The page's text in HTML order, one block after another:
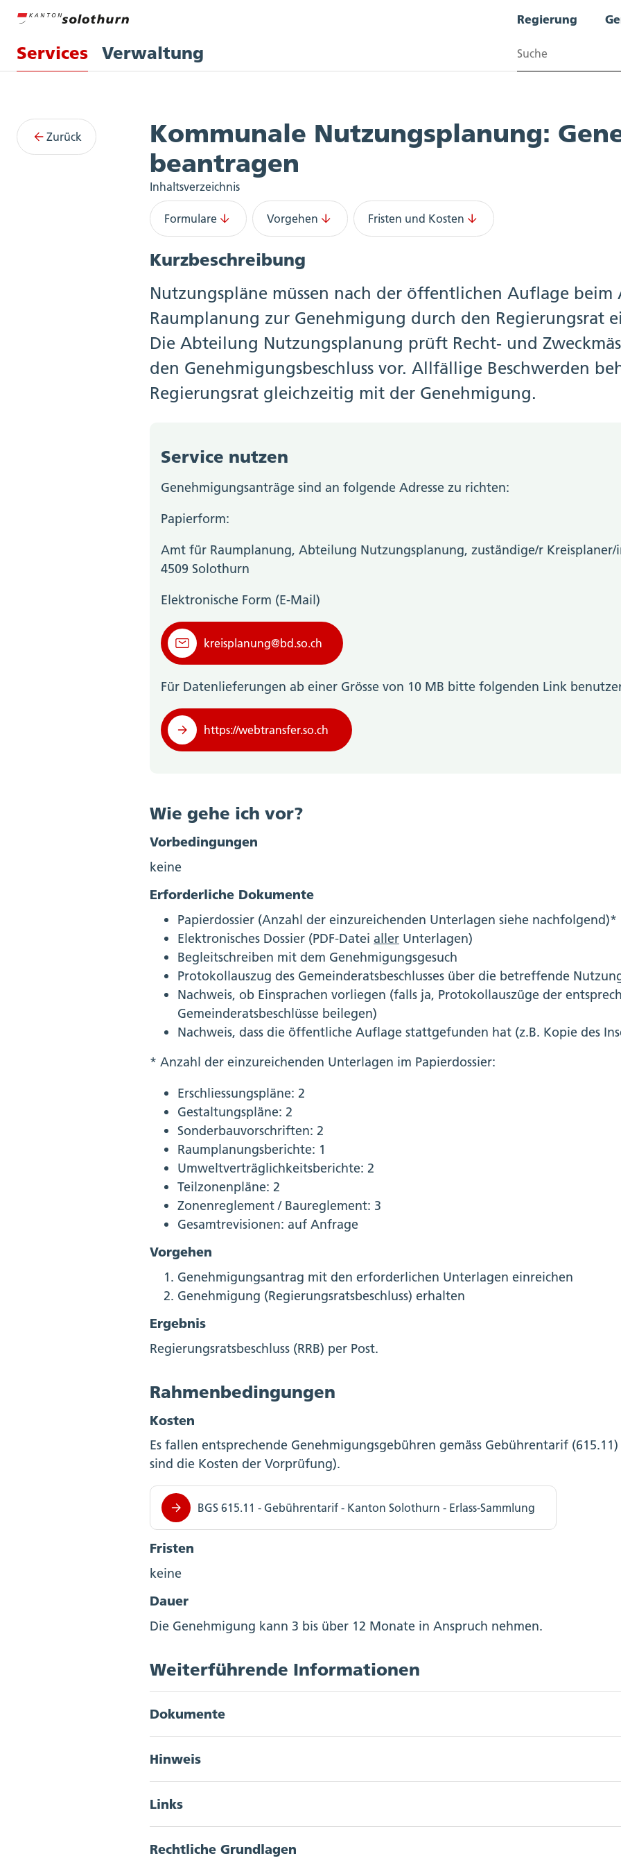
Services Verwaltung
Regierung
Suchen
Services
Zurück
Kommunale Nutzungsplanung:
beantragen
Inhaltsverzeichnis
Formulare Vorgehen Fristen und Kosten
Kurzbeschreibung
Nutzungspläne müssen nach der öffentlichen Auflage beim
Raumplanung zur Genehmigung durch den Regierungsrat
Die Abteilung Nutzungsplanung prüft Recht- und
den Genehmigungsbeschluss vor. Allfällige Beschwerden
Regierungsrat gleichzeitig mit der Genehmigung.
Service nutzen
Genehmigungsanträge sind an folgende Adresse zu richten:
Papierform:
Amt für Raumplanung, Abteilung Nutzungsplanung, zuständige/r Kreisplaner/
4509 Solothurn
Elektronische Form (E-Mail)
kreisplanung@bd.so.ch
Für Datenlieferungen ab einer Grösse von 10 MB bitte folgenden Link
https://webtransfer.so.ch
Wie gehe ich vor?
Vorbedingungen
keine
Erforderliche Dokumente
Papierdossier (Anzahl der einzureichenden Unterlagen siehe nachfolgend)*
Elektronisches Dossier (PDF-Datei aller Unterlagen)
Begleitschreiben mit dem Genehmigungsgesuch
Protokollauszug des Gemeinderatsbeschlusses über die betreffende
Nachweis, ob Einsprachen vorliegen (falls ja, Protokollauszüge der
Gemeinderatsbeschlüsse beilegen)
Nachweis, dass die öffentliche Auflage stattgefunden hat (z.B. Kopie des
* Anzahl der einzureichenden Unterlagen im Papierdossier:
Erschliessungspläne: 2
Gestaltungspläne: 2
Sonderbauvorschriften: 2
Raumplanungsberichte: 1
Umweltverträglichkeitsberichte: 2
Teilzonenpläne: 2
Zonenreglement / Baureglement: 3
Gesamtrevisionen: auf Anfrage
Vorgehen
Genehmigungsantrag mit den erforderlichen Unterlagen einreichen
Genehmigung (Regierungsratsbeschluss) erhalten
Ergebnis
Regierungsratsbeschluss (RRB) per Post.
Rahmenbedingungen
Kosten
Es fallen entsprechende Genehmigungsgebühren gemäss Gebührentarif
sind die Kosten der Vorprüfung).
BGS 615.11 - Gebührentarif - Kanton Solothurn - Erlass-Sammlung
Fristen
keine
Dauer
Die Genehmigung kann 3 bis über 12 Monate in Anspruch nehmen.
Weiterführende Informationen
Dokumente
Akkordeon Button
Hinweis
Akkordeon Button
Links
Akkordeon Button
Mehr erfahren zum Thema Genehmigung für kommunale Nutzungsplanung
Rechtliche Grundlagen
Akkordeon Button